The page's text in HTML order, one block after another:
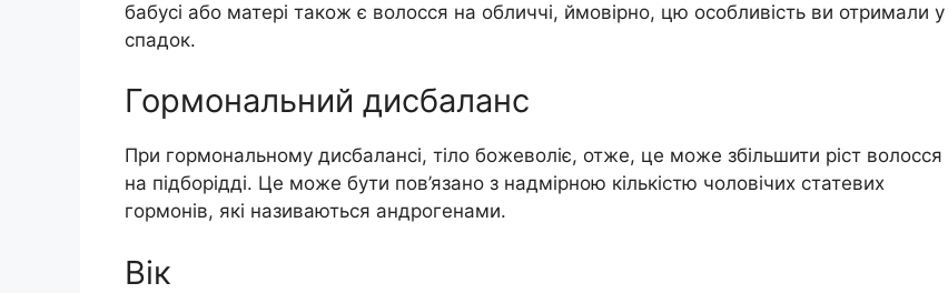
бабусі або матері також є волосся на обличчі, ймовірно, цю особливість ви отримали у
спадок.
Гормональний дисбаланс
При гормональному дисбалансі, тіло божеволіє, отже, це може збільшити ріст волосся
на підборідді. Це може бути пов’язано з надмірною кількістю чоловічих статевих
гормонів, які називаються андрогенами.
Вік